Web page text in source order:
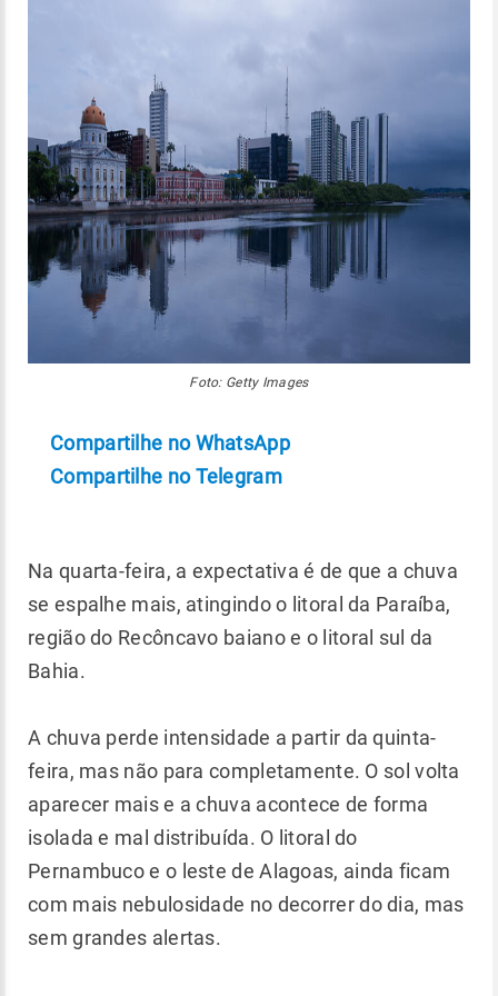
Foto: Getty Images
Compartilhe no WhatsApp
Compartilhe no Telegram
Na quarta-feira, a expectativa é de que a chuva
se espalhe mais, atingindo o litoral da Paraíba,
região do Recôncavo baiano e o litoral sul da
Bahia.
A chuva perde intensidade a partir da quinta-
feira, mas não para completamente. O sol volta
aparecer mais e a chuva acontece de forma
isolada e mal distribuída. O litoral do
Pernambuco e o leste de Alagoas, ainda ficam
com mais nebulosidade no decorrer do dia, mas
sem grandes alertas.